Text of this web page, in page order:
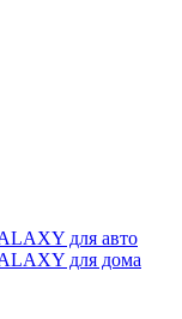
для авто
для дома